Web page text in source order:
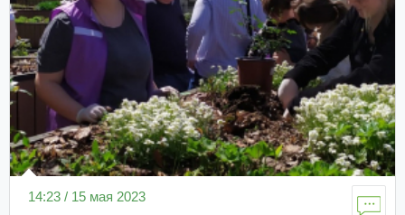
14:23 / 15 мая 2023